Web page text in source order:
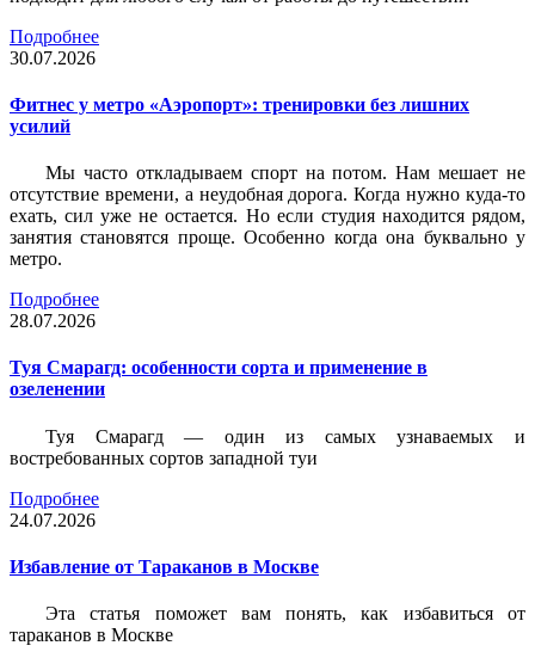
Подробнее
30.07.2026
Фитнес у метро «Аэропорт»: тренировки без лишних
усилий
Мы часто откладываем спорт на потом. Нам мешает не
отсутствие времени, а неудобная дорога. Когда нужно куда-то
ехать, сил уже не остается. Но если студия находится рядом,
занятия становятся проще. Особенно когда она буквально у
метро.
Подробнее
28.07.2026
Туя Смарагд: особенности сорта и применение в
озеленении
Туя Смарагд — один из самых узнаваемых и
востребованных сортов западной туи
Подробнее
24.07.2026
Избавление от Тараканов в Москве
Эта статья поможет вам понять, как избавиться от
тараканов в Москве